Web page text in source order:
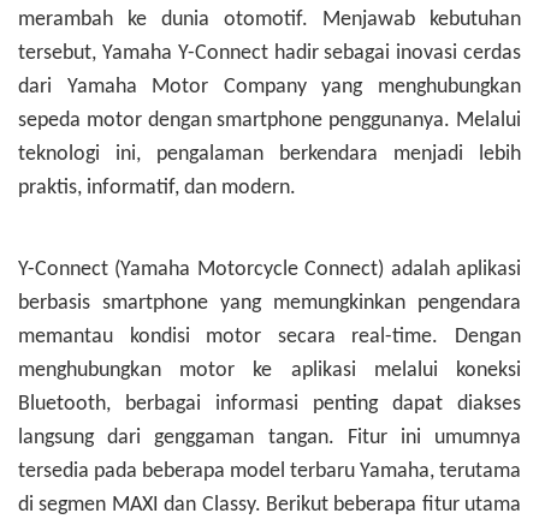
merambah ke dunia otomotif. Menjawab kebutuhan
tersebut, Yamaha Y-Connect hadir sebagai inovasi cerdas
dari Yamaha Motor Company yang menghubungkan
sepeda motor dengan smartphone penggunanya. Melalui
teknologi ini, pengalaman berkendara menjadi lebih
praktis, informatif, dan modern.
Y-Connect (Yamaha Motorcycle Connect) adalah aplikasi
berbasis smartphone yang memungkinkan pengendara
memantau kondisi motor secara real-time. Dengan
menghubungkan motor ke aplikasi melalui koneksi
Bluetooth, berbagai informasi penting dapat diakses
langsung dari genggaman tangan. Fitur ini umumnya
tersedia pada beberapa model terbaru Yamaha, terutama
di segmen MAXI dan Classy. Berikut beberapa fitur utama